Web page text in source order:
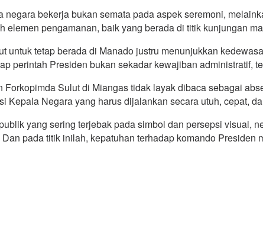
bekerja bukan semata pada aspek seremoni,
elemen pengamanan, baik yang berada di titik kunjungan
untuk tetap berada di Manado justru menunjukkan
perintah Presiden bukan sekadar kewajiban administratif,
Forkopimda Sulut di Miangas tidak layak dibaca sebagai
Kepala Negara yang harus dijalankan secara utuh, cepat,
yang sering terjebak pada simbol dan persepsi visual,
pada titik inilah, kepatuhan terhadap komando